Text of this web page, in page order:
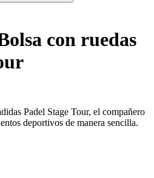
con ruedas
Padel Stage Tour, el compañero
deportivos de manera sencilla.